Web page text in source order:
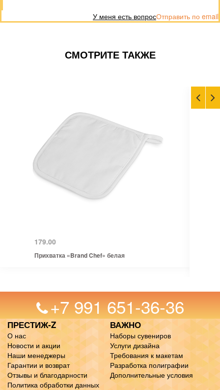
Отправить по email
У меня есть вопрос
СМОТРИТЕ ТАКЖЕ
179.00
Прихватка «Brand Chef» белая
+7 991 651-36-36
ПРЕСТИЖ-Z
О нас
Новости и акции
Наши менеджеры
Гарантии и возврат
Отзывы и благодарности
Политика обработки данных
ВАЖНО
Наборы сувениров
Услуги дизайна
Требования к макетам
Разработка полиграфии
Дополнительные условия